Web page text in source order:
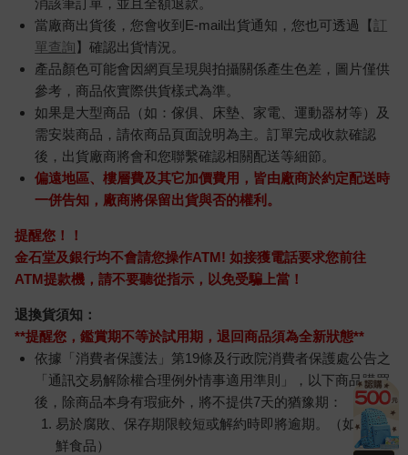
消該筆訂單，並且全額退款。
當廠商出貨後，您會收到E-mail出貨通知，您也可透過【訂
單查詢】確認出貨情況。
產品顏色可能會因網頁呈現與拍攝關係產生色差，圖片僅供
參考，商品依實際供貨樣式為準。
如果是大型商品（如：傢俱、床墊、家電、運動器材等）及
需安裝商品，請依商品頁面說明為主。訂單完成收款確認
後，出貨廠商將會和您聯繫確認相關配送等細節。
偏遠地區、樓層費及其它加價費用，皆由廠商於約定配送時
一併告知，廠商將保留出貨與否的權利。
提醒您！！
金石堂及銀行均不會請您操作ATM! 如接獲電話要求您前往
ATM提款機，請不要聽從指示，以免受騙上當！
退換貨須知：
**提醒您，鑑賞期不等於試用期，退回商品須為全新狀態**
依據「消費者保護法」第19條及行政院消費者保護處公告之
「通訊交易解除權合理例外情事適用準則」，以下商品購買
後，除商品本身有瑕疵外，將不提供7天的猶豫期：
易於腐敗、保存期限較短或解約時即將逾期。（如：生
鮮食品）